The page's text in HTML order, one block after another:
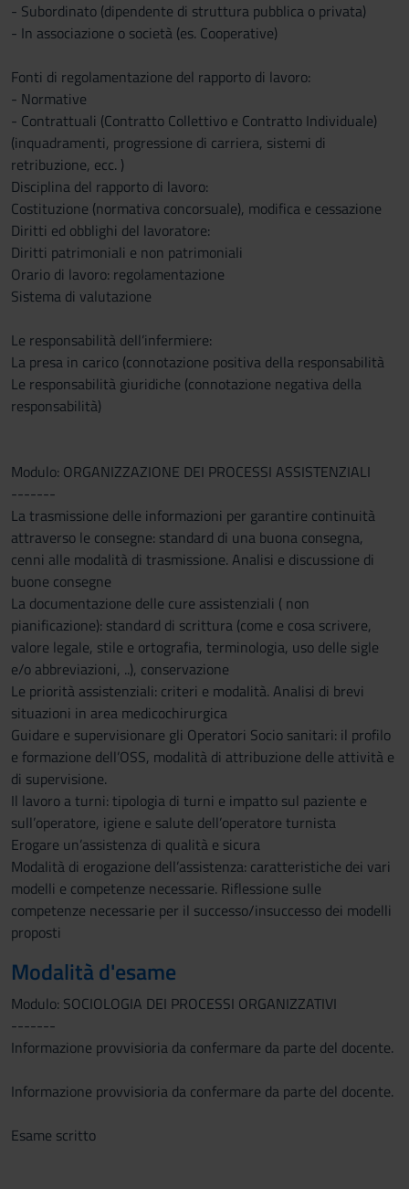
- Subordinato (dipendente di struttura pubblica o privata)
- In associazione o società (es. Cooperative)
Fonti di regolamentazione del rapporto di lavoro:
- Normative
- Contrattuali (Contratto Collettivo e Contratto Individuale)
(inquadramenti, progressione di carriera, sistemi di
retribuzione, ecc. )
Disciplina del rapporto di lavoro:
Costituzione (normativa concorsuale), modifica e cessazione
Diritti ed obblighi del lavoratore:
Diritti patrimoniali e non patrimoniali
Orario di lavoro: regolamentazione
Sistema di valutazione
Le responsabilità dell’infermiere:
La presa in carico (connotazione positiva della responsabilità
Le responsabilità giuridiche (connotazione negativa della
responsabilità)
Modulo: ORGANIZZAZIONE DEI PROCESSI ASSISTENZIALI
-------
La trasmissione delle informazioni per garantire continuità
attraverso le consegne: standard di una buona consegna,
cenni alle modalità di trasmissione. Analisi e discussione di
buone consegne
La documentazione delle cure assistenziali ( non
pianificazione): standard di scrittura (come e cosa scrivere,
valore legale, stile e ortografia, terminologia, uso delle sigle
e/o abbreviazioni, ..), conservazione
Le priorità assistenziali: criteri e modalità. Analisi di brevi
situazioni in area medicochirurgica
Guidare e supervisionare gli Operatori Socio sanitari: il profilo
e formazione dell’OSS, modalità di attribuzione delle attività e
di supervisione.
Il lavoro a turni: tipologia di turni e impatto sul paziente e
sull’operatore, igiene e salute dell’operatore turnista
Erogare un’assistenza di qualità e sicura
Modalità di erogazione dell’assistenza: caratteristiche dei vari
modelli e competenze necessarie. Riflessione sulle
competenze necessarie per il successo/insuccesso dei modelli
proposti
Modalità d'esame
Modulo: SOCIOLOGIA DEI PROCESSI ORGANIZZATIVI
-------
Informazione provvisioria da confermare da parte del docente.
Informazione provvisioria da confermare da parte del docente.
Esame scritto